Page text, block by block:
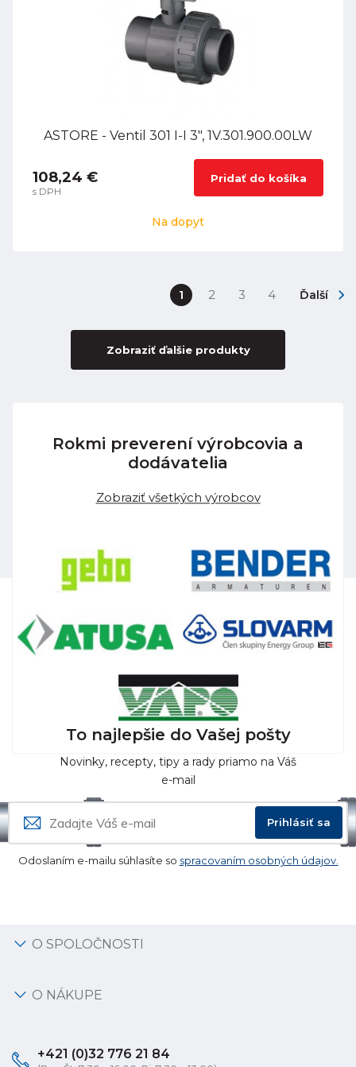
ASTORE - Ventil 301 I-I 3", 1V.301.900.00LW
108,24 €
s DPH
Pridať do košíka
Na dopyt
1 2 3 4 Ďalší
Zobraziť ďalšie produkty
Rokmi preverení výrobcovia a
dodávatelia
Zobraziť všetkých výrobcov
To najlepšie do Vašej pošty
Novinky, recepty, tipy a rady priamo na Váš
e-mail
Prihlásiť sa
Odoslaním e-mailu súhlasíte so spracovaním osobných údajov.
O SPOLOČNOSTI
O NÁKUPE
+421 (0)32 776 21 84